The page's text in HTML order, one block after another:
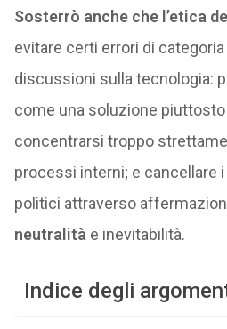
Sosterrò anche che l’etica
evitare certi errori di
discussioni sulla tecnologia:
come una soluzione
concentrarsi troppo
processi interni; e cancellare
politici attraverso
neutralità e inevitabilità.
Indice degli